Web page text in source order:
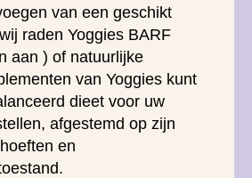
van een geschikt
raden Yoggies BARF
aan ) of natuurlijke
van Yoggies kunt
dieet voor uw
afgestemd op zijn
en